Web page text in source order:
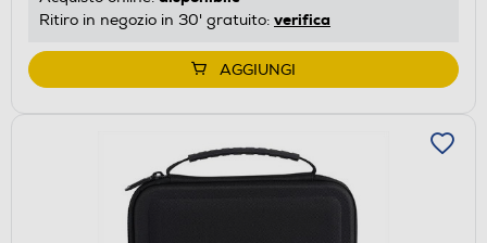
Ritiro in negozio in 30' gratuito: verifica
AGGIUNGI